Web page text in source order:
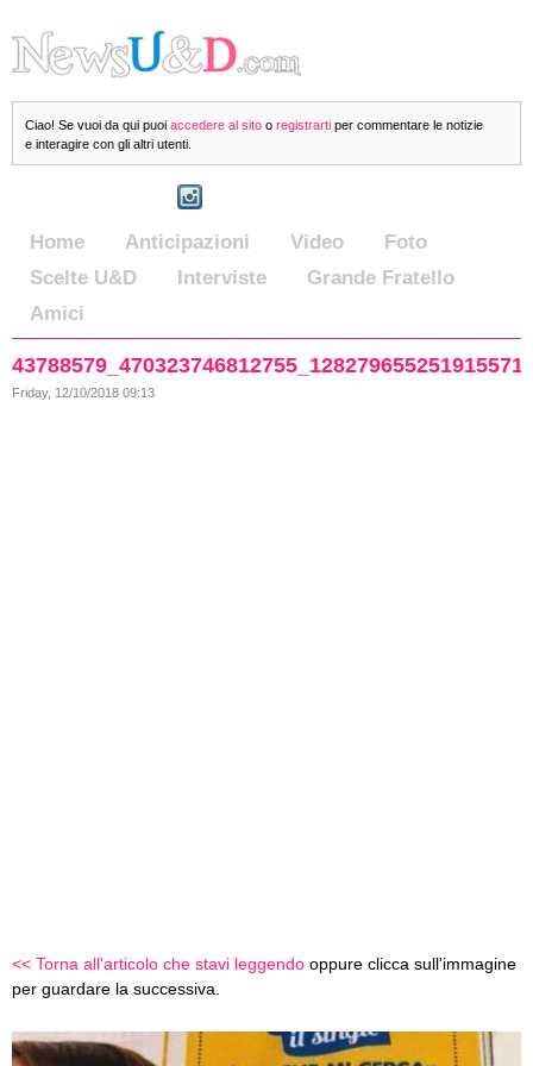
Ciao! Se vuoi da qui puoi accedere al sito o registrarti per commentare le notizie
e interagire con gli altri utenti.
Home Anticipazioni Video
Foto
Scelte U&D
Interviste
Grande Fratello
Amici
Friday, 12/10/2018 09:13
<< Torna all'articolo che stavi leggendo oppure clicca sull'immagine
per guardare la successiva.